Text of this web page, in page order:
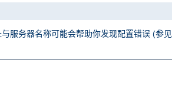
服务器名称可能会帮助你发现配置错误 (参见